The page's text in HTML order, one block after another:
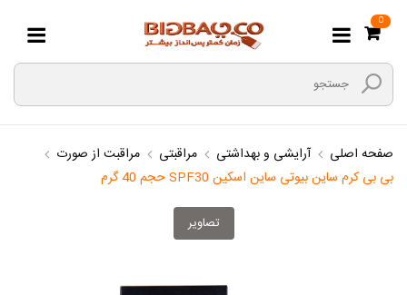
0
صفحه اصلی آرایشی و بهداشتی مراقبتی
مراقبت از صورت
بی بی کرم ساین بیوتی ساین اسکین SPF30 حجم 40 گرم
تصاویر